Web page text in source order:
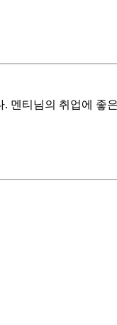
. 멘티님의 취업에 좋